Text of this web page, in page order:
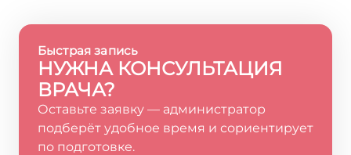
Быстрая запись
НУЖНА КОНСУЛЬТАЦИЯ
ВРАЧА?
Оставьте заявку — администратор
подберёт удобное время и сориентирует
по подготовке.